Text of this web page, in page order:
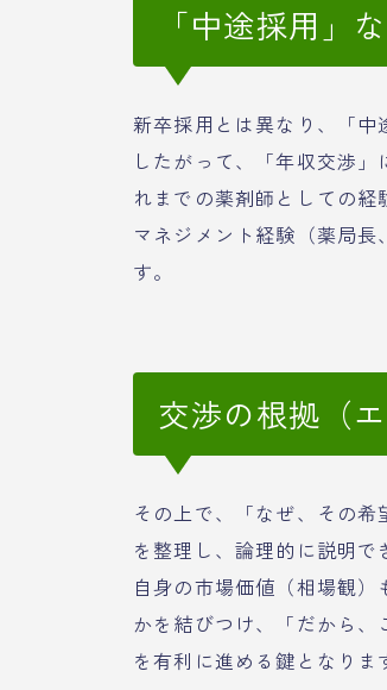
「中途採用」
新卒採用とは異なり、「中
したがって、「年収交渉
れまでの薬剤師としての経
マネジメント経験（薬局
す。
交渉の根拠（
その上で、「なぜ、その希
を整理し、論理的に説明
自身の市場価値（相場観
かを結びつけ、「だから
を有利に進める鍵となりま